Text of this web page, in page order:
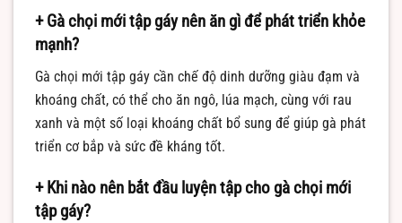
+ Gà chọi mới tập gáy nên ăn gì để phát triển khỏe
mạnh?
Gà chọi mới tập gáy cần chế độ dinh dưỡng giàu đạm và
khoáng chất, có thể cho ăn ngô, lúa mạch, cùng với rau
xanh và một số loại khoáng chất bổ sung để giúp gà phát
triển cơ bắp và sức đề kháng tốt.
+ Khi nào nên bắt đầu luyện tập cho gà chọi mới
tập gáy?